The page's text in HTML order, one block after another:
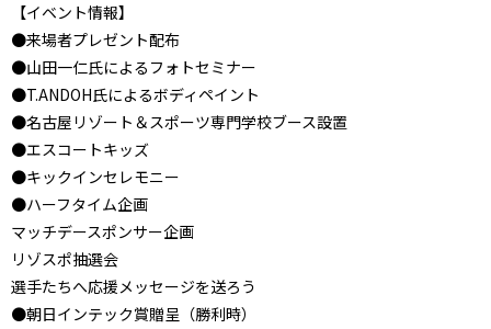
【イベント情報】
●来場者プレゼント配布
●山田一仁氏によるフォトセミナー
●T.ANDOH氏によるボディペイント
●名古屋リゾート＆スポーツ専門学校ブース設置
●エスコートキッズ
●キックインセレモニー
●ハーフタイム企画
マッチデースポンサー企画
リゾスポ抽選会
選手たちへ応援メッセージを送ろう
●朝日インテック賞贈呈（勝利時）